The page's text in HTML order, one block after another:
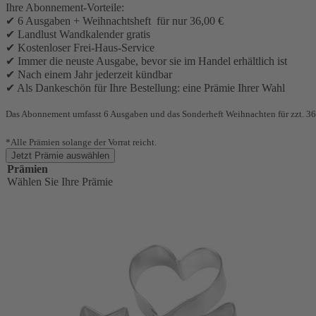
Ihre Abonnement-Vorteile:
✔ 6 Ausgaben + Weihnachtsheft für nur 36,00 €
✔ Landlust Wandkalender gratis
✔ Kostenloser Frei-Haus-Service
✔ Immer die neuste Ausgabe, bevor sie im Handel erhältlich ist
✔ Nach einem Jahr jederzeit kündbar
✔ Als Dankeschön für Ihre Bestellung: eine Prämie Ihrer Wahl
Das Abonnement umfasst 6 Ausgaben und das Sonderheft Weihnachten für zzt.
*Alle Prämien solange der Vorrat reicht.
Jetzt Prämie auswählen
Prämien
Wählen Sie Ihre Prämie